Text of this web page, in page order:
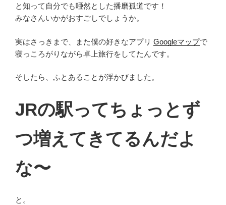
と知って自分でも唖然とした播磨孤道です！
みなさんいかがおすごしでしょうか。
実はさっきまで、また僕の好きなアプリ Googleマップで
寝っころがりながら卓上旅行をしてたんです。
そしたら、ふとあることが浮かびました。
JRの駅ってちょっとず
つ増えてきてるんだよ
な〜
と。